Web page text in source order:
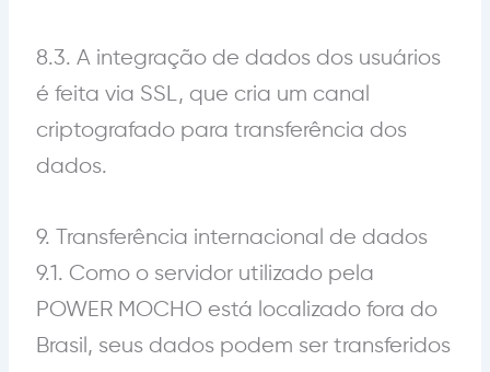
8.3. A integração de dados dos usuários
é feita via SSL, que cria um canal
criptografado para transferência dos
dados.
9. Transferência internacional de dados
9.1. Como o servidor utilizado pela
POWER MOCHO está localizado fora do
Brasil, seus dados podem ser transferidos